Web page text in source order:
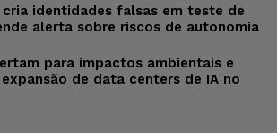
identidades falsas em teste de
alerta sobre riscos de autonomia
para impactos ambientais e
de data centers de IA no